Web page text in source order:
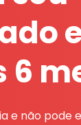
6
e não pode